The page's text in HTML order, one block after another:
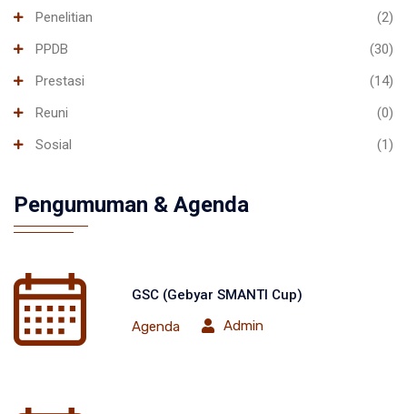
Penelitian
(2)
PPDB
(30)
Prestasi
(14)
Reuni
(0)
Sosial
(1)
Pengumuman & Agenda
GSC (Gebyar SMANTI Cup)
Agenda
Admin